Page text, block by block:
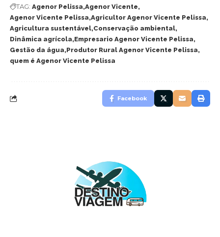
TAG: Agenor Pelissa Agenor Vicente
Agenor Vicente Pelissa Agricultor Agenor Vicente Pelissa
Agricultura sustentável Conservação ambiental
Dinâmica agrícola Empresario Agenor Vicente Pelissa
Gestão da água Produtor Rural Agenor Vicente Pelissa
quem é Agenor Vicente Pelissa
Facebook